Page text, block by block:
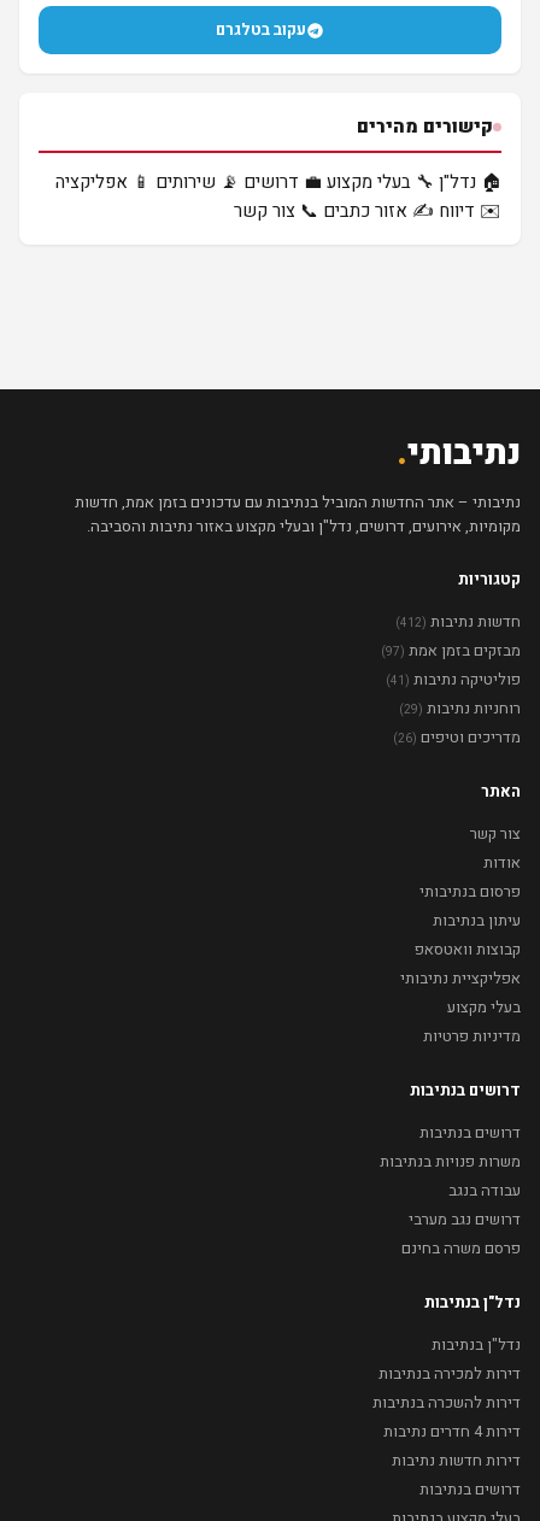
עקוב בטלגרם
קישורים מהירים
🏠 נדל"ן 🔧 בעלי מקצוע 💼 דרושים 📡 שירותים 📱 אפליקציה
✉️ דיווח ✍️ אזור כתבים 📞 צור קשר
נתיבותי.
נתיבותי – אתר החדשות המוביל בנתיבות עם עדכונים בזמן אמת, חדשות
מקומיות, אירועים, דרושים, נדל"ן ובעלי מקצוע באזור נתיבות והסביבה.
קטגוריות
חדשות נתיבות (412)
מבזקים בזמן אמת (97)
פוליטיקה נתיבות (41)
רוחניות נתיבות (29)
מדריכים וטיפים (26)
האתר
צור קשר
אודות
פרסום בנתיבותי
עיתון בנתיבות
קבוצות וואטסאפ
אפליקציית נתיבותי
בעלי מקצוע
מדיניות פרטיות
דרושים בנתיבות
דרושים בנתיבות
משרות פנויות בנתיבות
עבודה בנגב
דרושים נגב מערבי
פרסם משרה בחינם
נדל"ן בנתיבות
נדל"ן בנתיבות
דירות למכירה בנתיבות
דירות להשכרה בנתיבות
דירות 4 חדרים נתיבות
דירות חדשות נתיבות
דרושים בנתיבות